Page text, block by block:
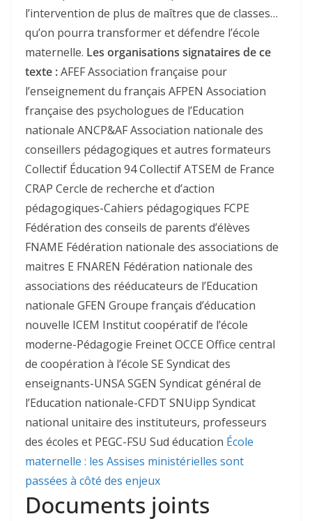
l’intervention de plus de maîtres que de classes…
qu’on pourra transformer et défendre l’école
maternelle. Les organisations signataires de ce
texte :AFEF Association française pour
l’enseignement du français AFPEN Association
française des psychologues de l’Education
nationale ANCP&AF Association nationale des
conseillers pédagogiques et autres formateurs
Collectif Éducation 94 Collectif ATSEM de France
CRAP Cercle de recherche et d’action
pédagogiques-Cahiers pédagogiques FCPE
Fédération des conseils de parents d’élèves
FNAME Fédération nationale des associations de
maitres E FNAREN Fédération nationale des
associations des rééducateurs de l’Education
nationale GFEN Groupe français d’éducation
nouvelle ICEM Institut coopératif de l’école
moderne-Pédagogie Freinet OCCE Office central
de coopération à l’école SE Syndicat des
enseignants-UNSA SGEN Syndicat général de
l’Education nationale-CFDT SNUipp Syndicat
national unitaire des instituteurs, professeurs
des écoles et PEGC-FSU Sud éducation École
maternelle : les Assises ministérielles sont
passées à côté des enjeux
Documents joints